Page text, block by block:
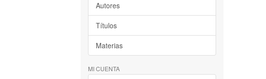
Autores
Títulos
Materias
MI CUENTA